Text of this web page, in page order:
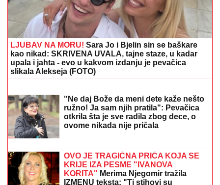
LJUBAV NA MORU! Sara Jo i Bjelin sin se baškare
kao nikad: SKRIVENA UVALA, tajne staze, u kadar
upala i jahta - evo u kakvom izdanju je pevačica
slikala Alekseja (FOTO)
Aneli Ahmić stiže na suočavanje sa
Neriom i Hanom, fanovi se nadaju da
se u sve umeša i Sita Ahmić
otkrila šta je sve radila zbog dece, o
ovome nikada nije pričala